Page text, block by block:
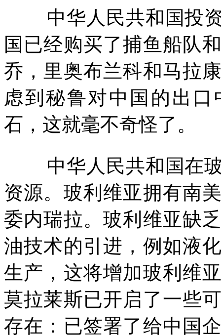
中华人民共和国投
国已经购买了捕鱼船队
乔，里奥布兰科和马拉
虑到秘鲁对中国的出口
石，这就毫不奇怪了。
中华人民共和国在
资源。玻利维亚拥有南
委内瑞拉。玻利维亚缺
油技术的引进，例如液
生产，这将增加玻利维
莫拉莱斯已开启了一些
存在：已签署了给中国